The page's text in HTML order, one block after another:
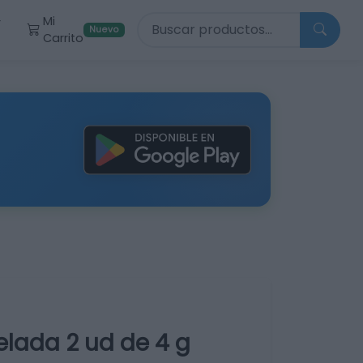
Mi
Carrito
Nuevo Buscar productos
2 ud de 4 g